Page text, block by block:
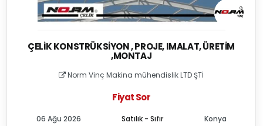
ÇELIK KONSTRÜKSIYON , PROJE, IMALAT, ÜRETIM
,MONTAJ
Norm Vinç Makina mühendislik LTD ŞTİ
Fiyat Sor
Satılık - Sıfır
06 Ağu 2026 Konya